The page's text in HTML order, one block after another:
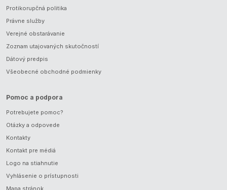
Protikorupčná politika
Právne služby
Verejné obstarávanie
Zoznam utajovaných skutočností
Dátový predpis
Všeobecné obchodné podmienky
Pomoc a podpora
Potrebujete pomoc?
Otázky a odpovede
Kontakty
Kontakt pre médiá
Logo na stiahnutie
Vyhlásenie o prístupnosti